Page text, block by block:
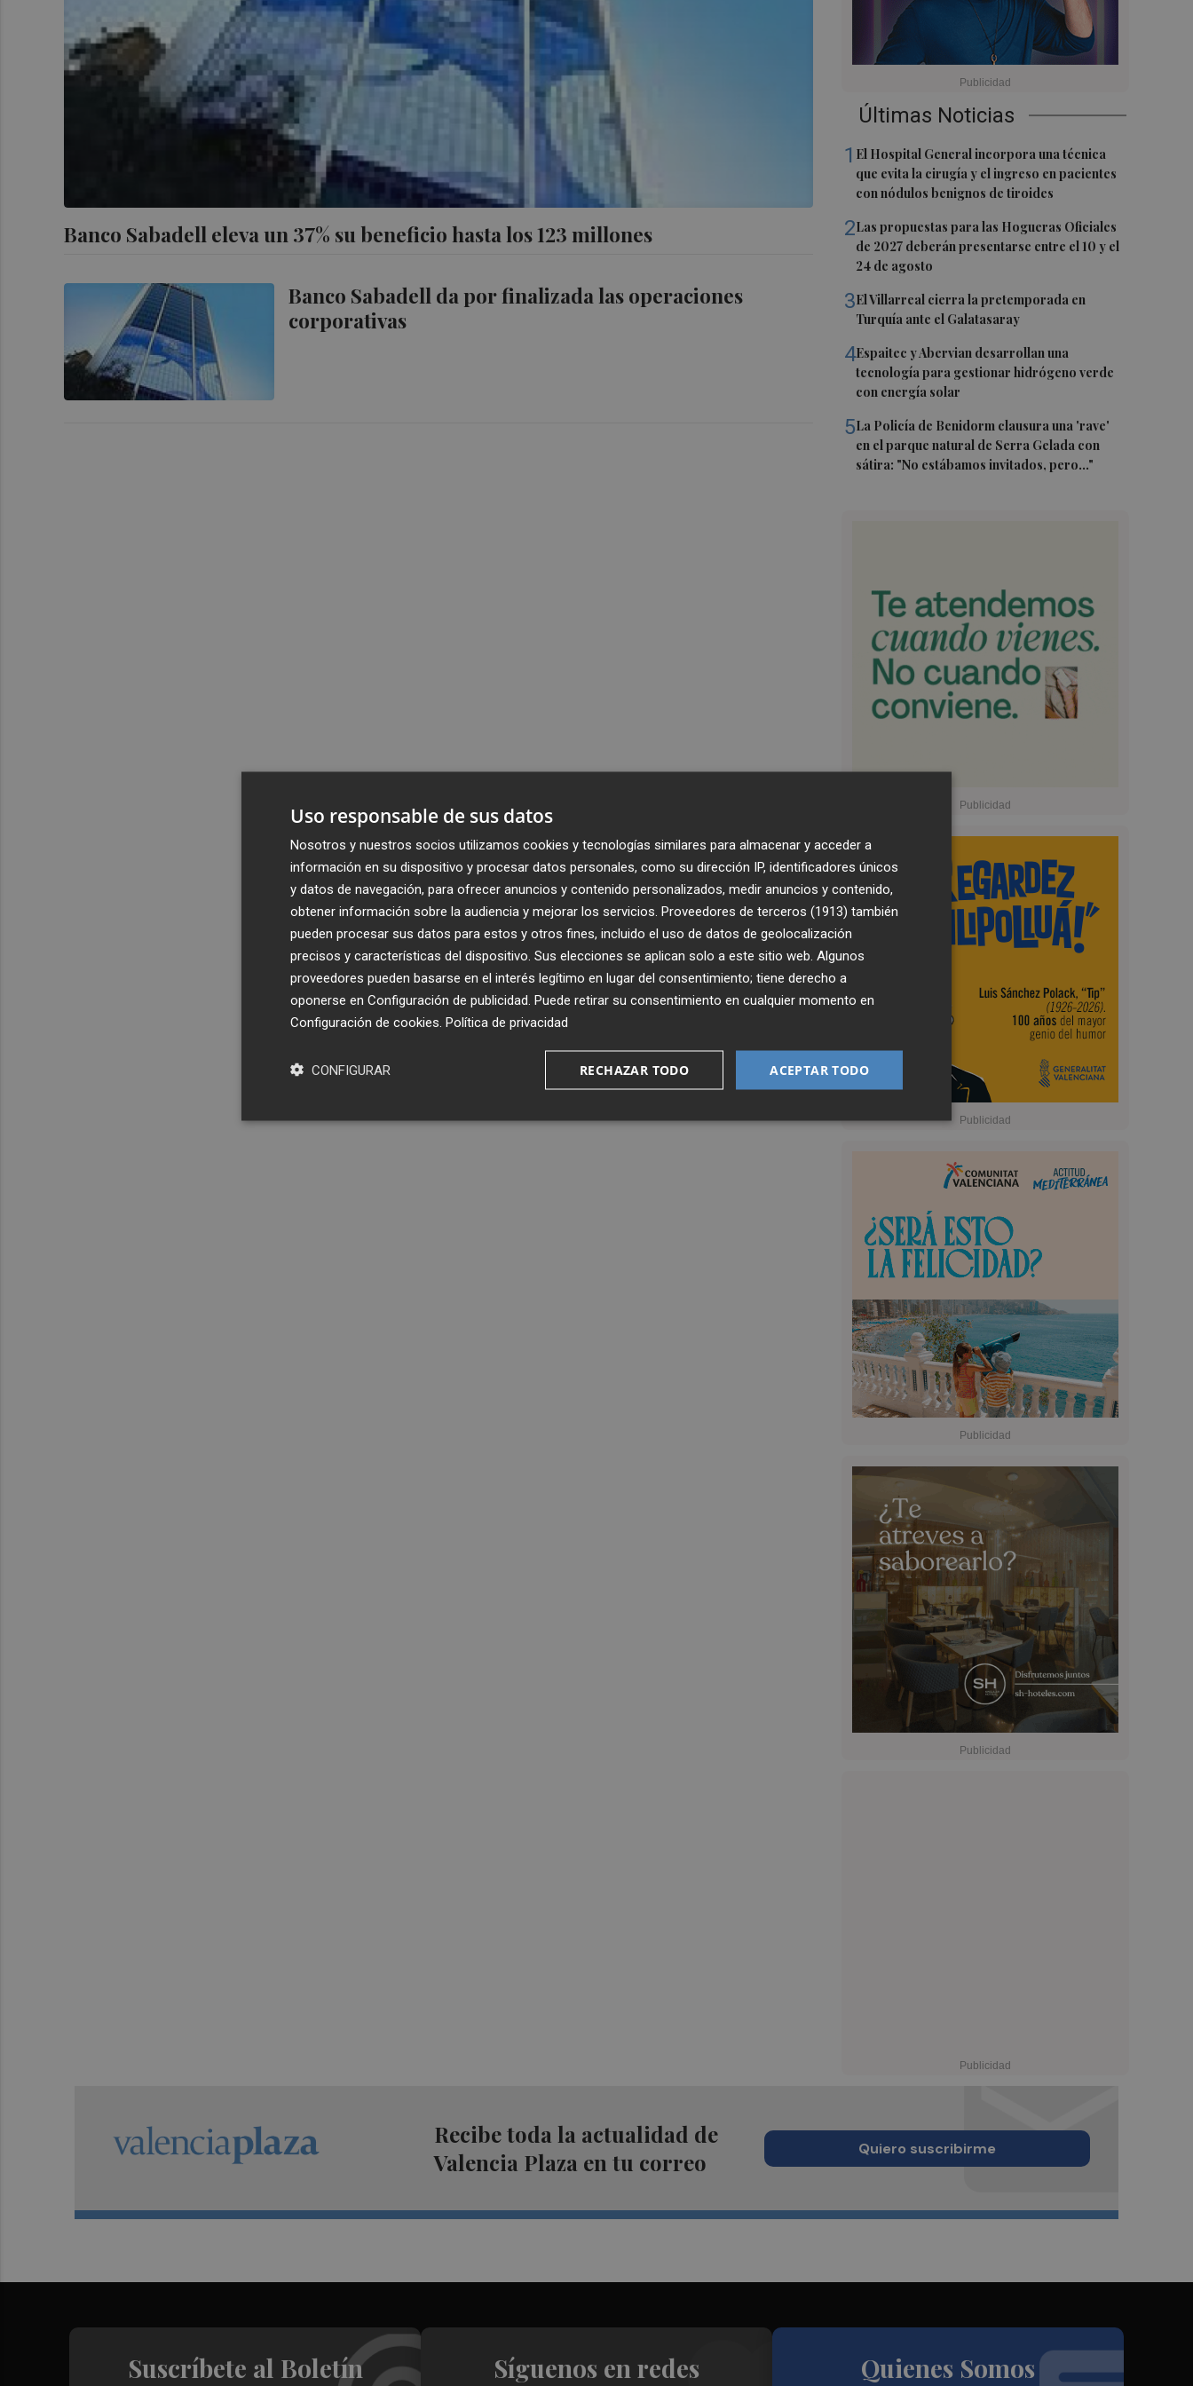
Banco Sabadell eleva un 37% su beneficio hasta los 123 millones
Banco Sabadell da por finalizada las operaciones
corporativas
Últimas Noticias
1 El Hospital General incorpora una técnica
que evita la cirugía y el ingreso en pacientes
con nódulos benignos de tiroides
2Las propuestas para las Hogueras Oficiales
de 2027 deberán presentarse entre el 10 y el
24 de agosto
3El Villarreal cierra la pretemporada en
Turquía ante el Galatasaray
4Espaitec y Abervian desarrollan una
tecnología para gestionar hidrógeno verde
con energía solar
5La Policía de Benidorm clausura una 'rave'
en el parque natural de Serra Gelada con
sátira: "No estábamos invitados, pero..."
Recibe toda la actualidad de
Valencia Plaza en tu correo
Quiero suscribirme
Suscríbete al Boletín Síguenos en redes Quienes Somos
Uso responsable de sus datos
Nosotros y nuestros socios utilizamos cookies y tecnologías similares para almacenar y acceder a
información en su dispositivo y procesar datos personales, como su dirección IP, identificadores únicos
y datos de navegación, para ofrecer anuncios y contenido personalizados, medir anuncios y contenido,
obtener información sobre la audiencia y mejorar los servicios. Proveedores de terceros (1913) también
pueden procesar sus datos para estos y otros fines, incluido el uso de datos de geolocalización
precisos y características del dispositivo. Sus elecciones se aplican solo a este sitio web. Algunos
proveedores pueden basarse en el interés legítimo en lugar del consentimiento; tiene derecho a
oponerse en Configuración de publicidad . Puede retirar su consentimiento en cualquier momento en
Configuración de cookies Política de privacidad
ACEPTAR TODO
RECHAZAR TODO
CONFIGURAR